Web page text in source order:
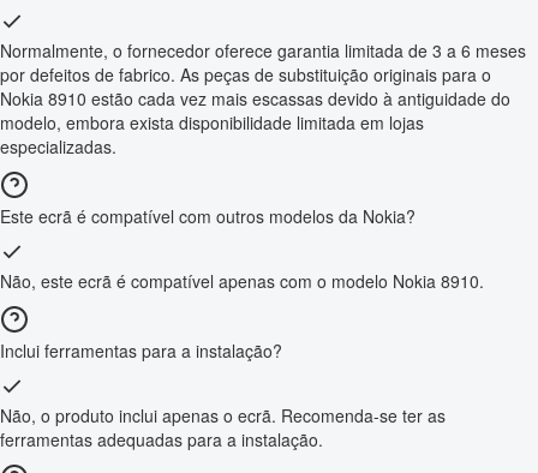
Normalmente, o fornecedor oferece garantia limitada de 3 a 6 meses
por defeitos de fabrico. As peças de substituição originais para o
Nokia 8910 estão cada vez mais escassas devido à antiguidade do
modelo, embora exista disponibilidade limitada em lojas
especializadas.
Este ecrã é compatível com outros modelos da Nokia?
Não, este ecrã é compatível apenas com o modelo Nokia 8910.
Inclui ferramentas para a instalação?
Não, o produto inclui apenas o ecrã. Recomenda-se ter as
ferramentas adequadas para a instalação.